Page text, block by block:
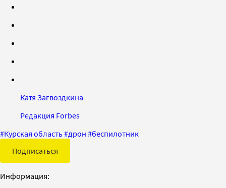
Катя Загвоздкина
Редакция Forbes
#Курская область#дрон #беспилотник
Подписаться
Информация: